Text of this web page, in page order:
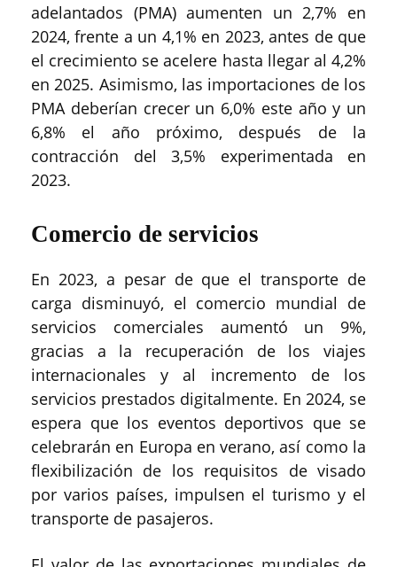
adelantados (PMA) aumenten un 2,7% en
2024, frente a un 4,1% en 2023, antes de que
el crecimiento se acelere hasta llegar al 4,2%
en 2025. Asimismo, las importaciones de los
PMA deberían crecer un 6,0% este año y un
6,8% el año próximo, después de la
contracción del 3,5% experimentada en
2023.
Comercio de servicios
En 2023, a pesar de que el transporte de
carga disminuyó, el comercio mundial de
servicios comerciales aumentó un 9%,
gracias a la recuperación de los viajes
internacionales y al incremento de los
servicios prestados digitalmente. En 2024, se
espera que los eventos deportivos que se
celebrarán en Europa en verano, así como la
flexibilización de los requisitos de visado
por varios países, impulsen el turismo y el
transporte de pasajeros.